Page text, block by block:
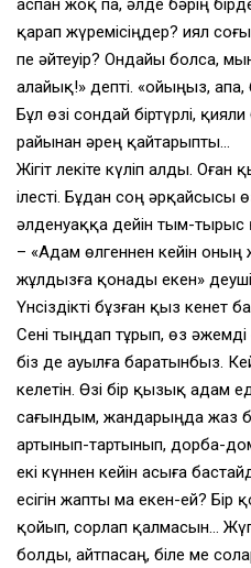
қарап жүремісіңдер? Қиял
пе әйтеуір? Ондайы болса,
алайық!» депті. «Қойыңыз,
Бұл өзі сондай біртүрлі,
райынан әрең қайтарыпты…
Жігіт лекіте күліп алды. Оған
ілесті. Бұдан соң әрқайсысы
әлденуаққа дейін тым-тырыс
– «Адам өлгеннен кейін
жұлдызға қонады екен»
Үнсіздікті бұзған қыз кенет
Сені тыңдап тұрып, өз
біз де ауылға баратынбыз.
келетін. Өзі бір қызық адам
сағындым, жандарыңда жаз
артынып-тартынып, дорба-
екі күннен кейін асыға
есігін жапты ма екен-ей? Бір
қойып, сорлап қалмасын…
болды, айтпасаң, біле ме